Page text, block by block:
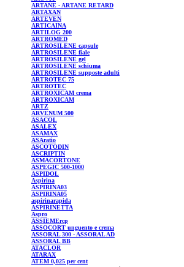
ARTANE - ARTANE RETARD
ARTAXAN
ARTEVEN
ARTICAINA
ARTILOG 200
ARTROMED
ARTROSILENE capsule
ARTROSILENE fiale
ARTROSILENE gel
ARTROSILENE schiuma
ARTROSILENE supposte adulti
ARTROTEC 75
ARTROTEC
ARTROXICAM crema
ARTROXICAM
ARTZ
ARVENUM 500
ASACOL
ASALEX
ASAMAX
ASAratio
ASCOTODIN
ASCRIPTIN
ASMACORTONE
ASPEGIC 500-1000
ASPIDOL
Aspirina
ASPIRINA03
ASPIRINA05
aspirinarapida
ASPIRINETTA
Aspro
ASSIEMErcp
ASSOCORT unguento e crema
ASSORAL300 - ASSORAL AD
ASSORALBB
ATACLOR
ATARAX
ATEM 0,025 per cent